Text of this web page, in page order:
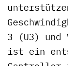
3 (U3) und
ist ein